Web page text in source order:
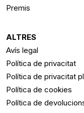
Premis
ALTRES
Avís legal
Política de privacitat
Política de privacitat
Política de cookies
Política de